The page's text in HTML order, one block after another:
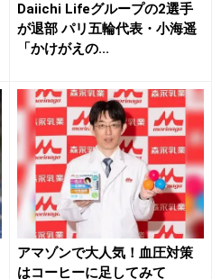
Daiichi Lifeグループの2選手
が退部 パリ五輪代表・小海遥
「かけがえの...
アマゾンで大人気！血圧対策
はコーヒーに足してみて